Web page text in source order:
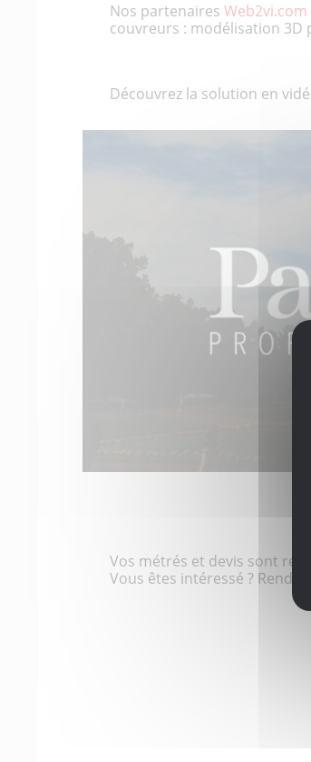
Nos partenaires Web2vi.com
couvreurs : modélisation 3D
Découvrez la solution en
Vos métrés et devis sont
Vous êtes intéressé ?